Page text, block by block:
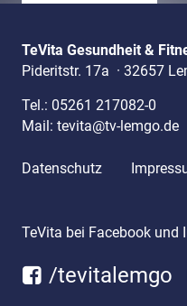
TeVita Gesundheit &
Pideritstr. 17a · 32657
Tel.: 05261 217082-0
Mail: tevita@tv-lemgo.de
Datenschutz
TeVita bei Facebook und
/tevitalemgo